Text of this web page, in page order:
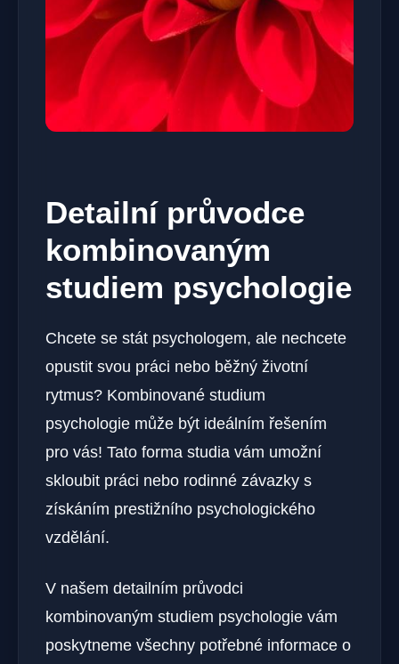
Detailní průvodce
kombinovaným
studiem psychologie
Chcete se stát psychologem, ale nechcete
opustit svou práci nebo běžný životní
rytmus? Kombinované studium
psychologie může být ideálním řešením
pro vás! Tato forma studia vám umožní
skloubit práci nebo rodinné závazky s
získáním prestižního psychologického
vzdělání.
V našem detailním průvodci
kombinovaným studiem psychologie vám
poskytneme všechny potřebné informace o